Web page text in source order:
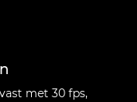
met 30 fps,